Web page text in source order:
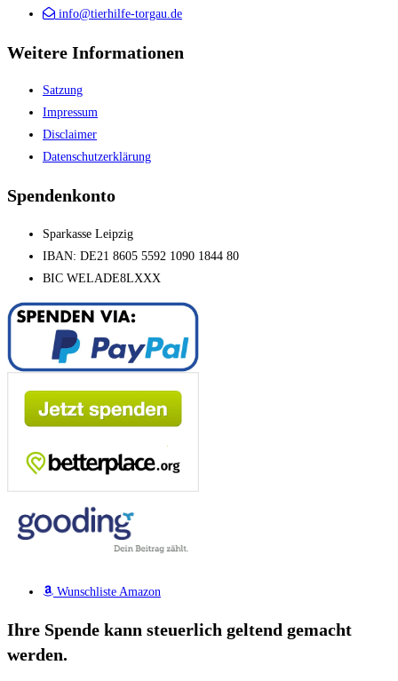
info@tierhilfe-torgau.de
Weitere Informationen
Satzung
Impressum
Disclaimer
Datenschutzerklärung
Spendenkonto
Sparkasse Leipzig
IBAN: DE21 8605 5592 1090 1844 80
BIC WELADE8LXXX
Wunschliste Amazon
Ihre Spende kann steuerlich geltend gemacht
werden.